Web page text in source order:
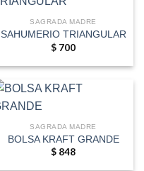
SAGRADA MADRE
SAHUMERIO TRIANGULAR
$ 700
SAGRADA MADRE
BOLSA KRAFT GRANDE
$ 848